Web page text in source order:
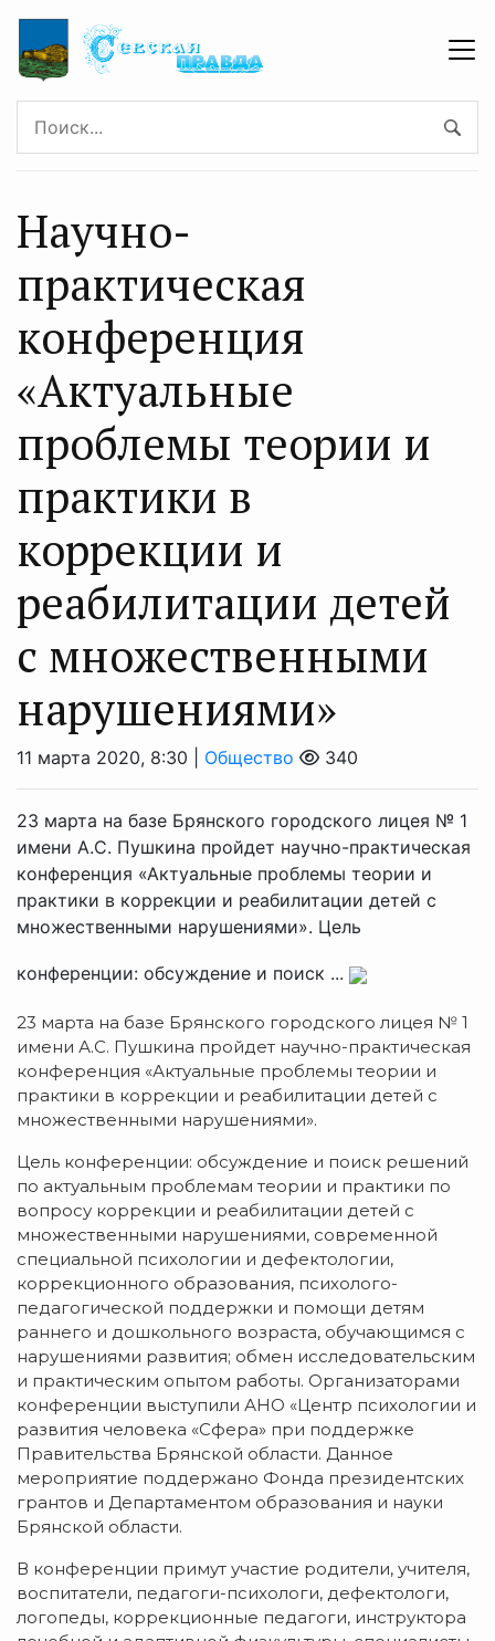
Научно-
практическая
конференция
«Актуальные
проблемы теории и
практики в
коррекции и
реабилитации детей
с множественными
нарушениями»
11 марта 2020, 8:30 | Общество 340
23 марта на базе Брянского городского лицея № 1
имени А.С. Пушкина пройдет научно-практическая
конференция «Актуальные проблемы теории и
практики в коррекции и реабилитации детей с
множественными нарушениями». Цель
конференции: обсуждение и поиск ...
23 марта на базе Брянского городского лицея № 1
имени А.С. Пушкина пройдет научно-практическая
конференция «Актуальные проблемы теории и
практики в коррекции и реабилитации детей с
множественными нарушениями».
Цель конференции: обсуждение и поиск решений
по актуальным проблемам теории и практики по
вопросу коррекции и реабилитации детей с
множественными нарушениями, современной
специальной психологии и дефектологии,
коррекционного образования, психолого-
педагогической поддержки и помощи детям
раннего и дошкольного возраста, обучающимся с
нарушениями развития; обмен исследовательским
и практическим опытом работы. Организаторами
конференции выступили АНО «Центр психологии и
развития человека «Сфера» при поддержке
Правительства Брянской области. Данное
мероприятие поддержано Фонда президентских
грантов и Департаментом образования и науки
Брянской области.
В конференции примут участие родители, учителя,
воспитатели, педагоги-психологи, дефектологи,
логопеды, коррекционные педагоги, инструктора